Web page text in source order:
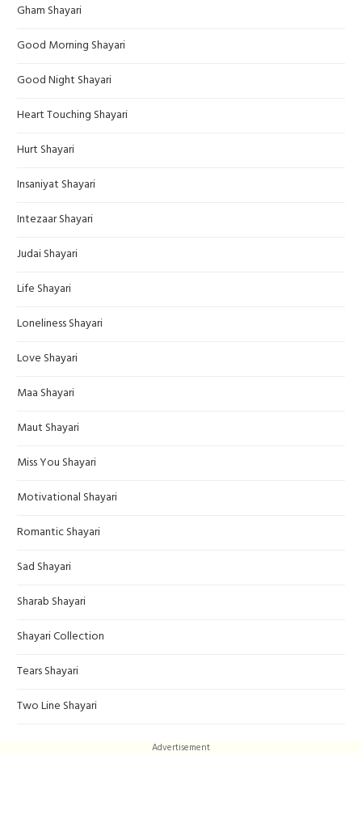
Gham Shayari
Good Morning Shayari
Good Night Shayari
Heart Touching Shayari
Hurt Shayari
Insaniyat Shayari
Intezaar Shayari
Judai Shayari
Life Shayari
Loneliness Shayari
Love Shayari
Maa Shayari
Maut Shayari
Miss You Shayari
Motivational Shayari
Romantic Shayari
Sad Shayari
Sharab Shayari
Shayari Collection
Tears Shayari
Two Line Shayari
Advertisement